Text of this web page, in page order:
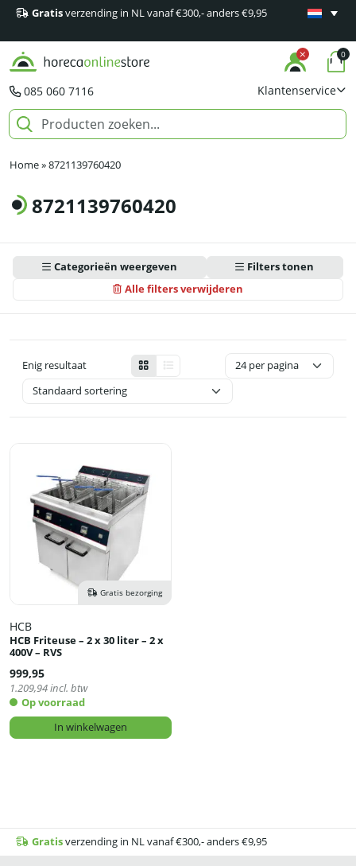
Gratisverzending in NL vanaf €300,- anders €9,95
Minimaal
085 060 7116 Klantenservice
0
Home»8721139760420
8721139760420
Categorieën weergeven
Alle filters verwijderen
Filters tonen
Enig resultaat
Gratis bezorging
HCB
HCB Friteuse – 2 x 30 liter – 2 x
400V – RVS
999,95
1.209,94incl. btw
Op voorraad
In winkelwagen
Gratisverzending in NL vanaf €300,- anders €9,95